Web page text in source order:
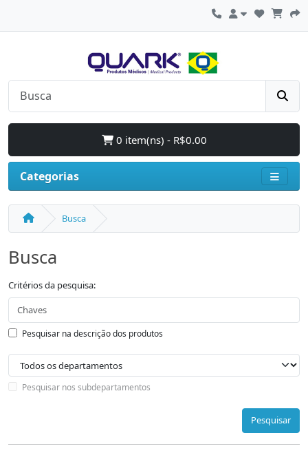
0 item(ns) - R$0.00
Categorias
Busca
Busca
Critérios da pesquisa:
Pesquisar na descrição dos produtos
Pesquisar nos subdepartamentos
Pesquisar